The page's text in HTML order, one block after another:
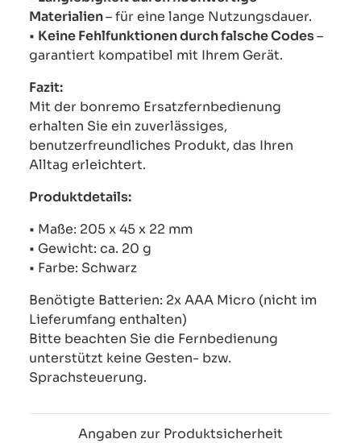
Materialien– für eine lange Nutzungsdauer.
• Keine Fehlfunktionen durch falsche Codes–
garantiert kompatibel mit Ihrem Gerät.
Fazit:
Mit der bonremo Ersatzfernbedienung
erhalten Sie ein zuverlässiges,
benutzerfreundliches Produkt, das Ihren
Alltag erleichtert.
Produktdetails:
• Maße: 205 x 45 x 22 mm
• Gewicht: ca. 20 g
• Farbe: Schwarz
Benötigte Batterien: 2x AAA Micro (nicht im
Lieferumfang enthalten)
Bitte beachten Sie die Fernbedienung
unterstützt keine Gesten- bzw.
Sprachsteuerung.
Angaben zur Produktsicherheit